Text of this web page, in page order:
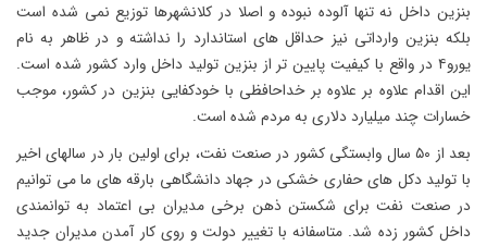
بنزین داخل نه تنها آلوده نبوده و اصلا در کلانشهرها توزیع نمی شده است
بلکه بنزین وارداتی نیز حداقل های استاندارد را نداشته و در ظاهر به نام
یورو۴ در واقع با کیفیت پایین تر از بنزین تولید داخل وارد کشور شده است.
این اقدام علاوه بر علاوه بر خداحافظی با خودکفایی بنزین در کشور، موجب
خسارات چند میلیارد دلاری به مردم شده است.
بعد از ۵۰ سال وابستگی کشور در صنعت نفت، برای اولین بار در سالهای اخیر
با تولید دکل های حفاری خشکی در جهاد دانشگاهی بارقه های ما می توانیم
در صنعت نفت برای شکستن ذهن برخی مدیران بی اعتماد به توانمندی
داخل کشور زده شد. متاسفانه با تغییر دولت و روی کار آمدن مدیران جدید